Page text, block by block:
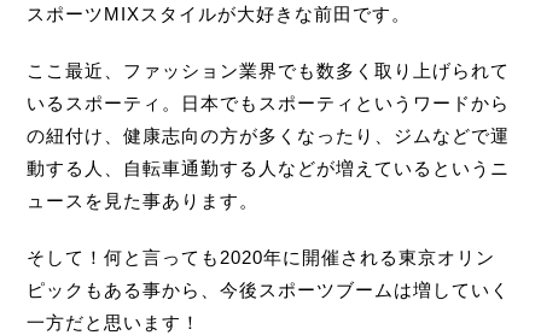
スポーツMIXスタイルが大好きな前田です。
ここ最近、ファッション業界でも数多く取り上げられて
いるスポーティ。日本でもスポーティというワードから
の紐付け、健康志向の方が多くなったり、ジムなどで運
動する人、自転車通勤する人などが増えているというニ
ュースを見た事あります。
そして！何と言っても2020年に開催される東京オリン
ピックもある事から、今後スポーツブームは増していく
一方だと思います！